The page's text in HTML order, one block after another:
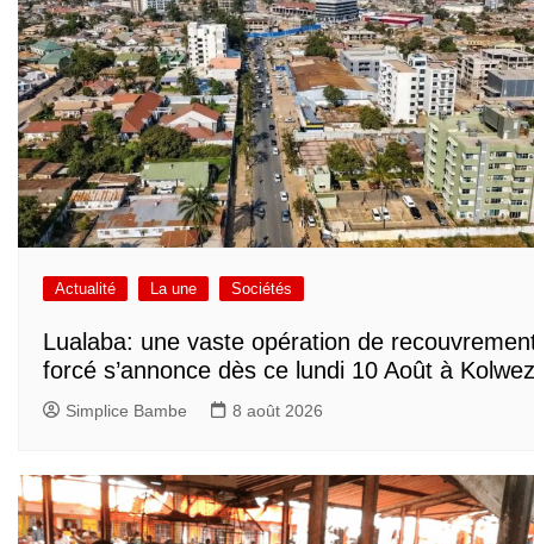
Actualité La une Sociétés
Lualaba: une vaste opération de
forcé s’annonce dès ce lundi 10 Août à
Simplice Bambe 8 août 2026